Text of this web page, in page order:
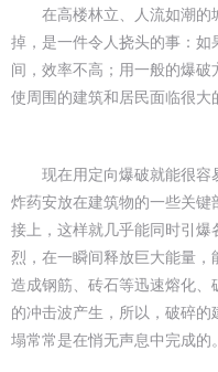
在高楼林立、人流如潮的
掉，是一件令人挠头的事：
间，效率不高；用一般的爆
使周围的建筑和居民面临很大
现在用定向爆破就能很容
炸药安放在建筑物的一些关
接上，这样就几乎能同时引爆
烈，在一瞬间释放巨大能量，
造成钢筋、砖石等迅速熔化
的冲击波产生，所以，破碎的
塌常常是在悄无声息中完成的。